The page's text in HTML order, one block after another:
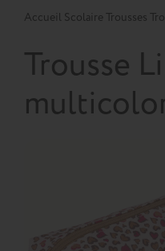
Accueil Scolaire Trousses
Trousse